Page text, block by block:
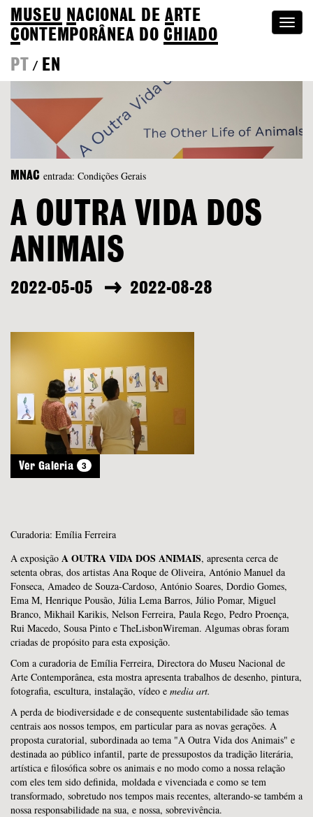
MUSEU NACIONAL DEA RTE
CONTEMPORÂNEA DOCHIADO
PT
/ EN
MNAC entrada: Condições Gerais
A OUTRA VIDA DOS
ANIMAIS
2022-05-05 2022-08-28
Ver Galeria 3
Curadoria: Emília Ferreira
A exposição A OUTRA VIDA DOS ANIMAIS, apresenta cerca de
setenta obras, dos artistas Ana Roque de Oliveira, António Manuel da
Fonseca, Amadeo de Souza-Cardoso, António Soares, Dordio Gomes,
Ema M, Henrique Pousão, Júlia Lema Barros, Júlio Pomar, Miguel
Branco, Mikhail Karikis, Nelson Ferreira, Paula Rego, Pedro Proença,
Rui Macedo, Sousa Pinto e TheLisbonWireman. Algumas obras foram
criadas de propósito para esta exposição.
Com a curadoria de Emília Ferreira, Directora do Museu Nacional de
Arte Contemporânea, esta mostra apresenta trabalhos de desenho, pintura,
fotografia, escultura, instalação, vídeo e media art.
A perda de biodiversidade e de consequente sustentabilidade são temas
centrais aos nossos tempos, em particular para as novas gerações. A
proposta curatorial, subordinada ao tema "A Outra Vida dos Animais" e
destinada ao público infantil, parte de pressupostos da tradição literária,
artística e filosófica sobre os animais e no modo como a nossa relação
com eles tem sido definida, moldada e vivenciada e como se tem
transformado, sobretudo nos tempos mais recentes, alterando-se também a
nossa responsabilidade na sua, e nossa, sobrevivência.